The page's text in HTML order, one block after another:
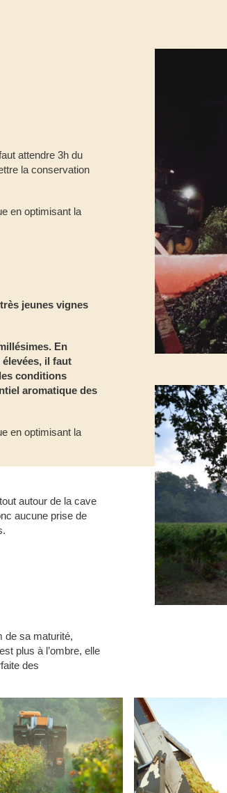
attendre 3h du
la conservation
en optimisant la
jeunes vignes
En
il faut
conditions
aromatique des
en optimisant la
autour de la cave
aucune prise de
de sa maturité,
plus à l’ombre, elle
des